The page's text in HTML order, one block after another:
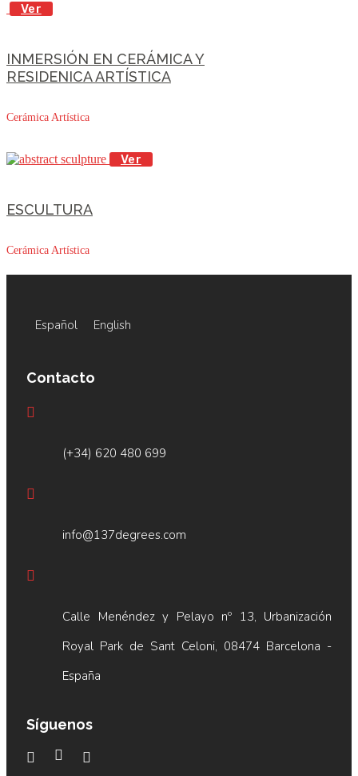
Ver
INMERSIÓN EN CERÁMICA Y
RESIDENICA ARTÍSTICA
Cerámica Artística
Ver
ESCULTURA
Cerámica Artística
Español English
Contacto
(+34) 620 480 699
info@137degrees.com
Calle Menéndez y Pelayo nº 13, Urbanización
Royal Park de Sant Celoni, 08474 Barcelona -
España
Síguenos